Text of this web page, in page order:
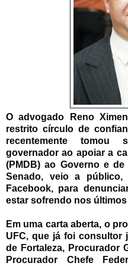
O advogado Reno
restrito círculo de
recentemente
governador ao apoiar a
(PMDB) ao Governo e
Senado, veio a
Facebook, para
estar sofrendo nos
Em uma carta aberta, o
UFC, que já foi consultor
de Fortaleza, Procurador
Procurador Chefe